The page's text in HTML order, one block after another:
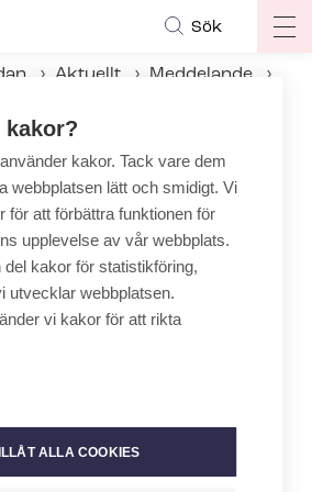
Sök
Aktuellt
Meddelande
måste
pengar för
i
och coronatillägget i
kakor. Tack vare dem
webbplatsen lätt och smidigt. Vi
för att förbättra funktionen för
upplevelse av vår webbplats.
del kakor för statistikföring,
utvecklar webbplatsen.
vi kakor för att rikta
ALLA COOKIES